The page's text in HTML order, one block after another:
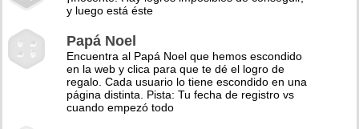
y luego está éste
Papá Noel
Encuentra al Papá Noel que hemos escondido
en la web y clica para que te dé el logro de
regalo. Cada usuario lo tiene escondido en una
página distinta. Pista: Tu fecha de registro vs
cuando empezó todo